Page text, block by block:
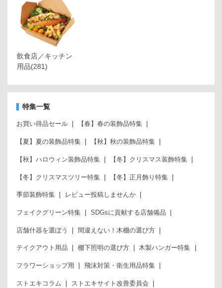
飲食店／キッチン
用品(281)
特集一覧
お買い得品セール 【春】春の装飾品特集
【夏】夏の装飾品特集 【秋】秋の装飾品特集
【秋】ハロウィン装飾品特集 【冬】クリスマス装飾特集
【冬】クリスマスツリー特集 【冬】正月飾り特集
季節装飾特集 レビュー投稿しませんか
フェイクグリーン特集 SDGsに貢献する店舗備品
店舗什器を選ぼう 間違えない！木棚の選び方
テイクアウト用品 棚下照明の選び方 木製ハンガー特集
フラワーショップ用 飛沫対策・衛生用品特集
ストエキコラム ストエキサイト改善委員会